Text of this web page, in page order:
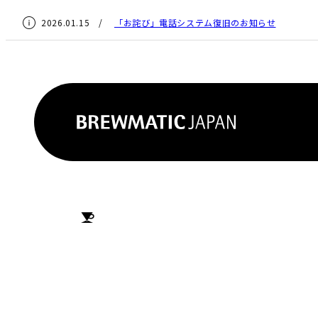
2026.01.15 / 「お詫び」電話システム復旧のお知らせ